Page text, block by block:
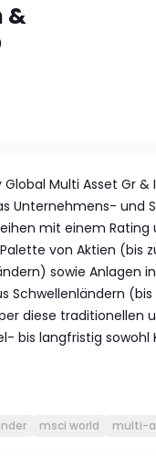
&
Global Multi Asset Gr
Unternehmens- und
mit einem
von Aktien (bis
sowie Anlagen
Schwellenländern
diese traditionellen
bis langfristig sowohl
msci world multi-